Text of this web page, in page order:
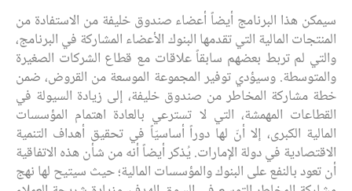
سيمكن هذا البرنامج أيضاً أعضاء صندوق خليفة من الاستفادة من
المنتجات المالية التي تقدمها البنوك الأعضاء المشاركة في البرنامج،
والتي لم تربط بعضهم سابقاً علاقات مع قطاع الشركات الصغيرة
والمتوسطة. وسيؤدي توفير المجموعة الموسعة من القروض، ضمن
خطة مشاركة المخاطر من صندوق خليفة، إلى زيادة السيولة في
القطاعات المهمشة، التي لا تسترعي بالعادة اهتمام المؤسسات
المالية الكبرى، إلا أنّ لها دوراً أساسيّاً في تحقيق أهداف التنمية
الاقتصادية في دولة الإمارات. يُذكر أيضاً أنه من شأن هذه الاتفاقية
أن تعود بالنفع على البنوك والمؤسسات المالية؛ حيث سيتيح لها نهج